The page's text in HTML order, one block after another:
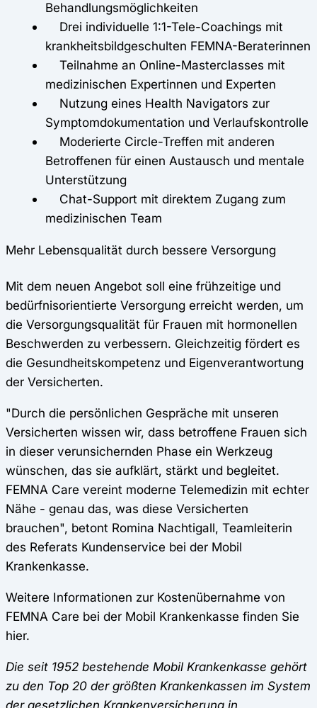
Behandlungsmöglichkeiten
Drei individuelle 1:1-Tele-Coachings mit
krankheitsbildgeschulten FEMNA-Beraterinnen
Teilnahme an Online-Masterclasses mit
medizinischen Expertinnen und Experten
Nutzung eines Health Navigators zur
Symptomdokumentation und Verlaufskontrolle
Moderierte Circle-Treffen mit anderen
Betroffenen für einen Austausch und mentale
Unterstützung
Chat-Support mit direktem Zugang zum
medizinischen Team
Mehr Lebensqualität durch bessere Versorgung
Mit dem neuen Angebot soll eine frühzeitige und
bedürfnisorientierte Versorgung erreicht werden, um
die Versorgungsqualität für Frauen mit hormonellen
Beschwerden zu verbessern. Gleichzeitig fördert es
die Gesundheitskompetenz und Eigenverantwortung
der Versicherten.
"Durch die persönlichen Gespräche mit unseren
Versicherten wissen wir, dass betroffene Frauen sich
in dieser verunsichernden Phase ein Werkzeug
wünschen, das sie aufklärt, stärkt und begleitet.
FEMNA Care vereint moderne Telemedizin mit echter
Nähe - genau das, was diese Versicherten
brauchen", betont Romina Nachtigall, Teamleiterin
des Referats Kundenservice bei der Mobil
Krankenkasse.
Weitere Informationen zur Kostenübernahme von
FEMNA Care bei der Mobil Krankenkasse finden Sie
hier.
Die seit 1952 bestehende Mobil Krankenkasse gehört
zu den Top 20 der größten Krankenkassen im System
der gesetzlichen Krankenversicherung in